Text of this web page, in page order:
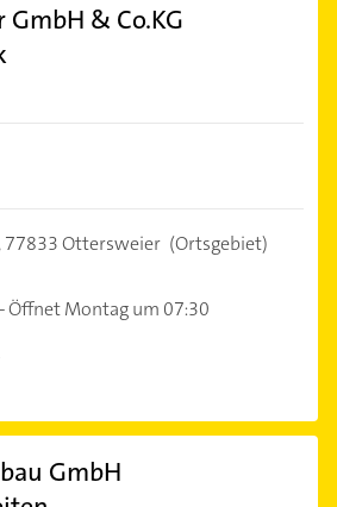
& Co.KG
77833 Ottersweier (Ortsgebiet)
Öffnet Montag um 07:30
GmbH